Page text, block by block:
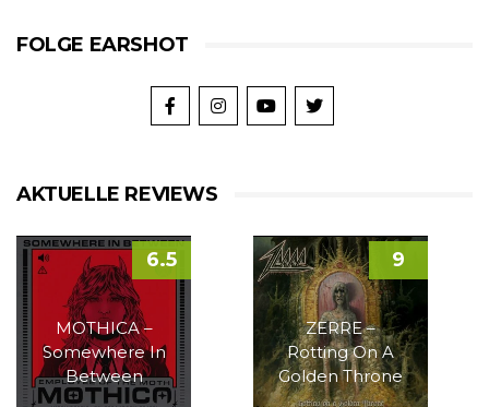
FOLGE EARSHOT
AKTUELLE REVIEWS
MOTHICA –
Somewhere In
Between
6.5
ZERRE –
Rotting On A
Golden Throne
9